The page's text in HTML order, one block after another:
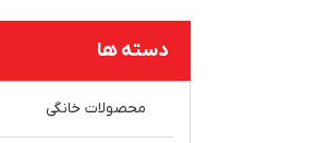
دسته ها
محصولات خانگی